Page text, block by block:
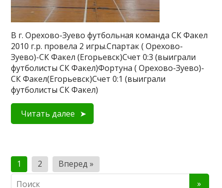
В г. Орехово-Зуево футбольная команда СК Факел
2010 г.р. провела 2 игры.Спартак ( Орехово-
Зуево)-СК Факел (Егорьевск)Счет 0:3 (выиграли
футболисты СК Факел)Фортуна ( Орехово-Зуево)-
СК Факел(Егорьевск)Счет 0:1 (выиграли
футболисты СК Факел)
Читать далее
Пагинация
записей
1 2 Вперед »